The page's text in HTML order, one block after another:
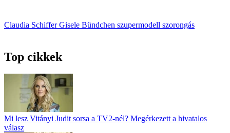
Claudia SchifferGisele Bündchen szupermodell szorongás
Top cikkek
Mi lesz Vitányi Judit sorsa a TV2-nél? Megérkezett a hivatalos
válasz